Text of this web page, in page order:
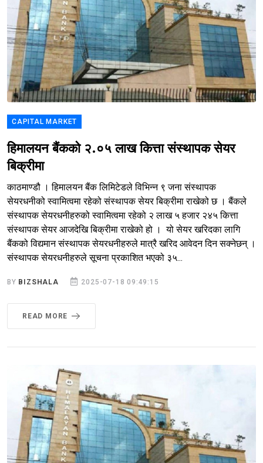
CAPITAL MARKET
हिमालयन बैंकको २.०५ लाख कित्ता संस्थापक सेयर
बिक्रीमा
काठमाण्डौ । हिमालयन बैंक लिमिटेडले विभिन्न ९ जना संस्थापक
सेयरधनीको स्वामित्वमा रहेको संस्थापक सेयर बिक्रीमा राखेको छ । बैंकले
संस्थापक सेयरधनीहरुको स्वामित्वमा रहेको २ लाख ५ हजार २४५ कित्ता
संस्थापक सेयर आजदेखि बिक्रीमा राखेको हो । यो सेयर खरिदका लागि
बैंकको विद्यमान संस्थापक सेयरधनीहरुले मात्रै खरिद आवेदन दिन सक्नेछन् ।
संस्थापक सेयरधनीहरुले सूचना प्रकाशित भएको ३५...
BY BIZSHALA 2025-07-18 09:49:15
READ MORE